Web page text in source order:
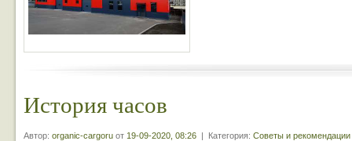
История часов
Автор: organic-cargoru от 19-09-2020, 08:26 | Категория: Советы и рекомендации